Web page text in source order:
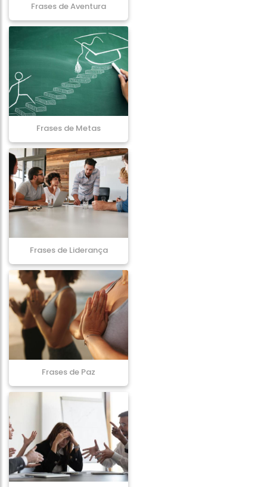
Frases de Aventura
Frases de Metas
Frases de Liderança
Frases de Paz